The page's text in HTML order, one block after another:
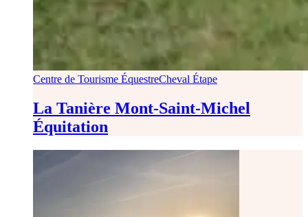
Centre de Tourisme ÉquestreCheval Étape
La Tanière Mont-Saint-Michel
Équitation